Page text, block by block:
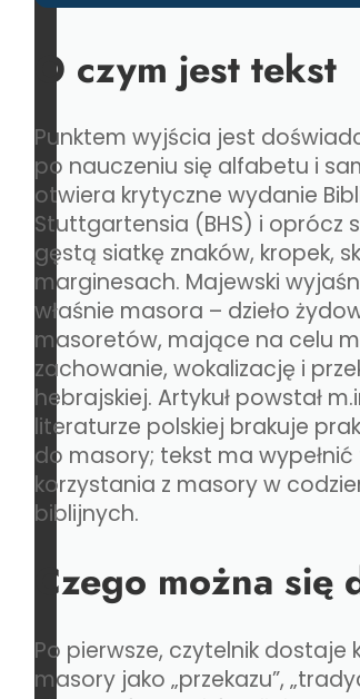
O czym jest tekst
Punktem wyjścia jest
po nauczeniu się alfabetu i
otwiera krytyczne wydanie
Stuttgartensia (BHS) i oprócz
gęstą siatkę znaków, kropek,
marginesach. Majewski
właśnie masora – dzieło
masoretów, mające na celu
zachowanie, wokalizację i
hebrajskiej. Artykuł powstał
literaturze polskiej brakuje
do masory; tekst ma
korzystania z masory w
biblijnych.​
Czego można się
Po pierwsze, czytelnik dostaje
masory jako „przekazu”,